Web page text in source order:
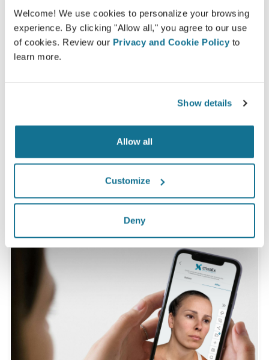
Welcome! We use cookies to personalize your browsing
experience. By clicking "Allow all," you agree to our use
of cookies. Review our Privacy and Cookie Policy to
learn more.
Show details
Allow all
Customize
Deny
Satisfecho
haber visto una simulación 3D de Crisalix antes
*Encuesta en línea realizada entre pacientes de aumento de
pecho que se sometieron a cirugías entre mayo de 2010 y
septiembre de 2011 en Suiza.